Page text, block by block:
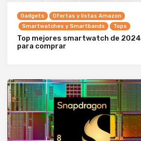
Gadgets
Ofertas y listas Amazon
Smartwatches y Smartbands
Tops
Top mejores smartwatch de 2024
para comprar